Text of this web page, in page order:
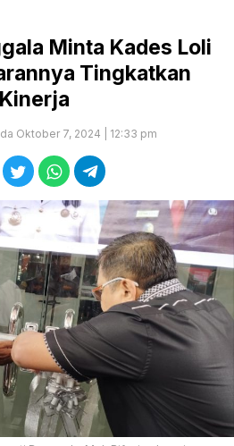
Minta Kades Loli
Tingkatkan
Kinerja
Oktober 7, 2024 | 12:33 pm